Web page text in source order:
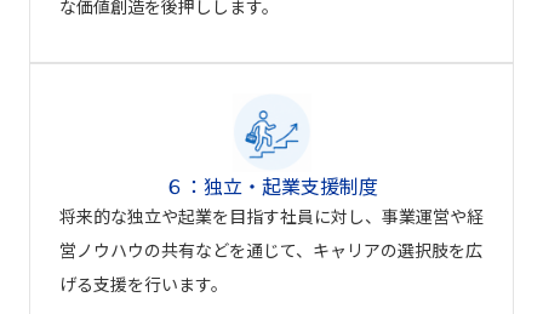
な価値創造を後押しします。
６：独立・起業支援制度
将来的な独立や起業を目指す社員に対し、事業運営や経
営ノウハウの共有などを通じて、キャリアの選択肢を広
げる支援を行います。